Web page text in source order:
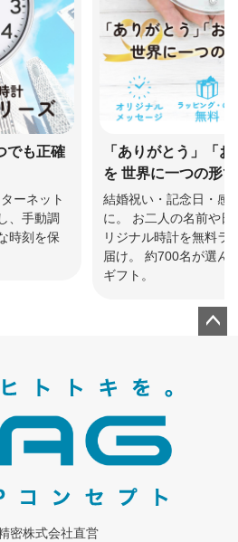
でも正確
ーネット
、手動調
時刻を保
「ありがとう」「
を 世界に一つの形
結婚祝い・記念日・感
に。 お二人の名前や日
リジナル時計を無料ラ
届け。 約700名が選ん
ギフト。
密株式会社直営